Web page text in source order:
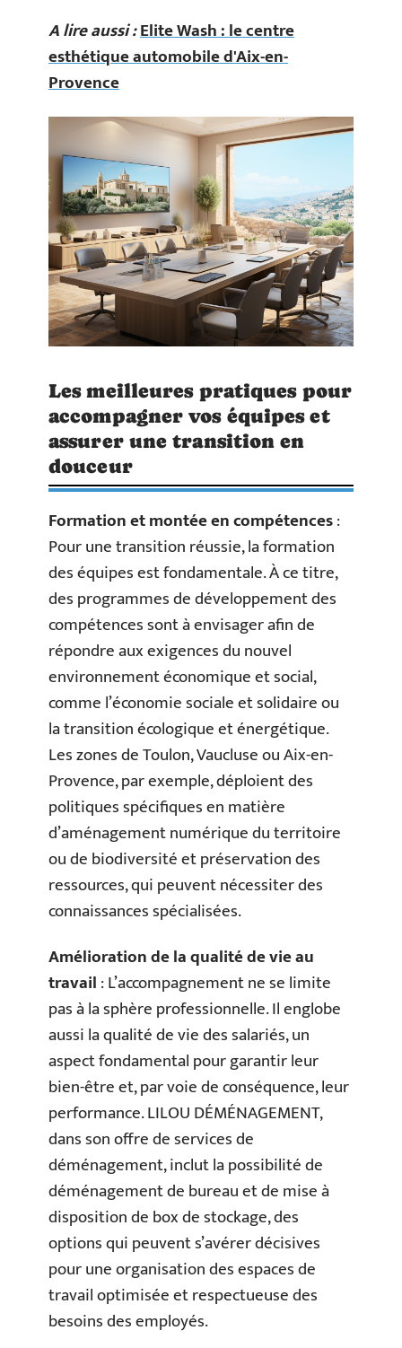
A lire aussi :Elite Wash : le centre
esthétique automobile d'Aix-en-
Provence
Les meilleures pratiques pour
accompagner vos équipes et
assurer une transition en
douceur
Formation et montée en compétences:
Pour une transition réussie, la formation
des équipes est fondamentale. À ce titre,
des programmes de développement des
compétences sont à envisager afin de
répondre aux exigences du nouvel
environnement économique et social,
comme l’économie sociale et solidaire ou
la transition écologique et énergétique.
Les zones de Toulon, Vaucluse ou Aix-en-
Provence, par exemple, déploient des
politiques spécifiques en matière
d’aménagement numérique du territoire
ou de biodiversité et préservation des
ressources, qui peuvent nécessiter des
connaissances spécialisées.
Amélioration de la qualité de vie au
travail: L’accompagnement ne se limite
pas à la sphère professionnelle. Il englobe
aussi la qualité de vie des salariés, un
aspect fondamental pour garantir leur
bien-être et, par voie de conséquence, leur
performance. LILOU DÉMÉNAGEMENT,
dans son offre de services de
déménagement, inclut la possibilité de
déménagement de bureau et de mise à
disposition de box de stockage, des
options qui peuvent s’avérer décisives
pour une organisation des espaces de
travail optimisée et respectueuse des
besoins des employés.